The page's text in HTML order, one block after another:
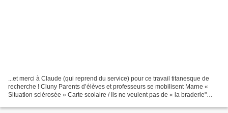
...et merci à Claude (qui reprend du service) pour ce travail titanesque de
recherche ! Cluny Parents d’élèves et professeurs se mobilisent Marne «
Situation sclérosée » Carte scolaire / Ils ne veulent pas de « la braderie"